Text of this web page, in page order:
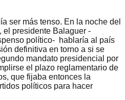
ser más tenso. En la noche del
el presidente Balaguer -
político- hablaría al país
definitiva en torno a si se
mandato presidencial por
el plazo reglamentario de
que fijaba entonces la
políticos para hacer